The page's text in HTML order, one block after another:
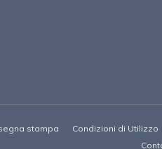
stampa Condizioni di Utilizzo